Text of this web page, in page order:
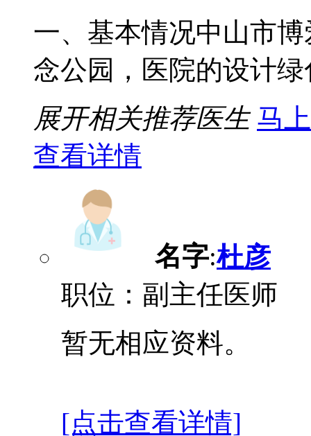
一、基本情况中山市
念公园，医院的设计绿
展开相关推荐医生 马
查看详情
名字:杜彦
职位：副主任医师
暂无相应资料。
[点击查看详情]